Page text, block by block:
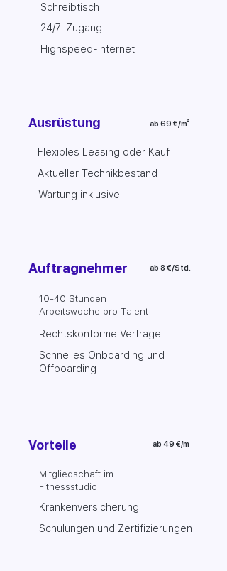
Schreibtisch
24/7-Zugang
Highspeed-Internet
Ausrüstung ab 69 €/m²
Flexibles Leasing oder Kauf
Aktueller Technikbestand
Wartung inklusive
Auftragnehmer ab 8 €/Std.
10-40 Stunden
Arbeitswoche pro Talent
Rechtskonforme Verträge
Schnelles Onboarding und
Offboarding
Vorteile ab 49 €/m
Mitgliedschaft im
Fitnessstudio
Krankenversicherung
Schulungen und Zertifizierungen